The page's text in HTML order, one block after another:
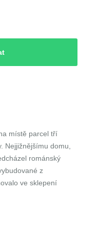
místě parcel tří
Nejjižnějšímu domu,
románský
z
ve sklepení